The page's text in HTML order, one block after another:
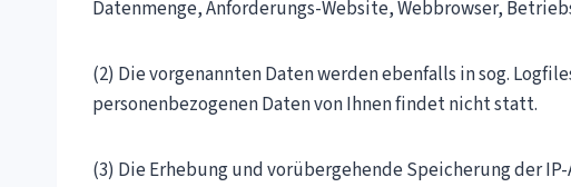
Datenmenge, Anforderungs-Website, Webbrowser,
(2) Die vorgenannten Daten werden ebenfalls in sog.
personenbezogenen Daten von Ihnen findet nicht statt.
(3) Die Erhebung und vorübergehende Speicherung der